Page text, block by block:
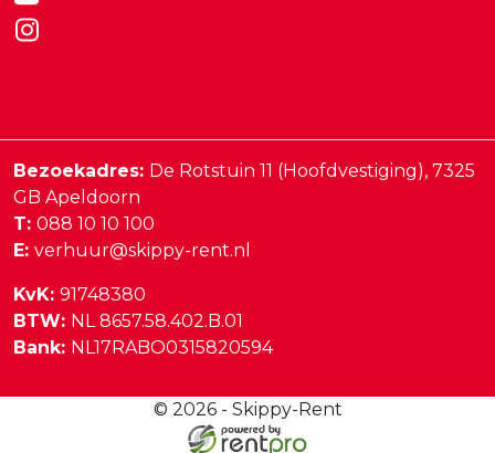
Bezoekadres: De Rotstuin 11 (Hoofdvestiging), 7325
GB Apeldoorn
T: 088 10 10 100
E: verhuur@skippy-rent.nl
KvK: 91748380
BTW: NL 8657.58.402.B.01
Bank: NL17RABO0315820594
© 2026 - Skippy-Rent